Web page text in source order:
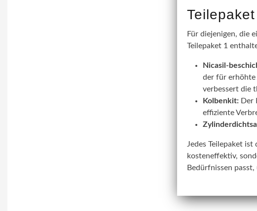
Für diejenigen, die
Teilepaket 1
Nicasil-
der für erhöhte
verbessert die
Kolbenkit: Der
effiziente
Jedes Teilepaket
kosteneffektiv,
Bedürfnissen